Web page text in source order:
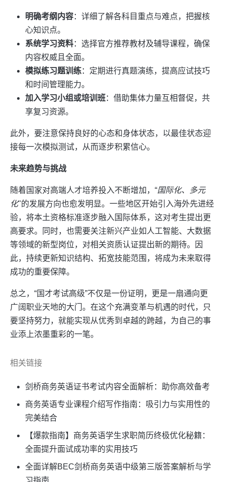
明确考纲内容：详细了解各科目重点与难点，把握核
心知识点。
系统学习资料：选择官方推荐教材及辅导课程，确保
内容权威且全面。
模拟练习题训练：定期进行真题演练，提高应试技巧
和时间管理能力。
加入学习小组或培训班：借助集体力量互相督促，共
享复习资源。
此外，要注意保持良好的心态和身体状态，以最佳状态迎
接每一次模拟测试，从而逐步积累信心。
未来趋势与挑战
随着国家对高端人才培养投入不断增加，“国际化、多元
化"的发展方向也愈发明显。一些地区开始引入海外先进经
验，将本土资格标准逐步融入国际体系，这对考生提出更
高要求。同时，也需要关注新兴产业如人工智能、大数据
等领域的新型岗位，对相关资质认证提出新的期待。因
此，持续更新知识结构、拓宽技能范围，将成为未来取得
成功的重要保障。
总之，“国才考试高级”不仅是一份证明，更是一扇通向更
广阔职业天地的大门。在这个充满变革与机遇的时代，只
要坚持努力，就能实现从优秀到卓越的跨越，为自己的事
业添上浓墨重彩的一笔。
相关链接
剑桥商务英语证书考试内容全面解析：助你高效备考
商务英语专业课程介绍写作指南：吸引力与实用性的
完美结合
【爆款指南】商务英语学生求职简历终极优化秘籍：
全面提升面试成功率的实用技巧
全面详解BEC剑桥商务英语中级第三版答案解析与学
习指南